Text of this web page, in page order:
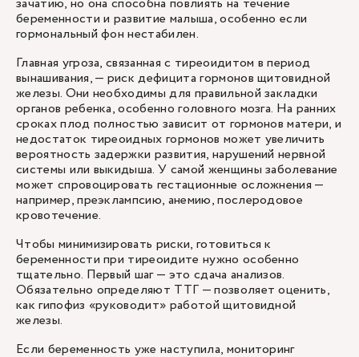
беременности и развитие малыша, особенно если
гормональный фон нестабилен.
Главная угроза, связанная с тиреоидитом в период
вынашивания, — риск дефицита гормонов щитовидной
железы. Они необходимы для правильной закладки
органов ребенка, особенно головного мозга. На ранних
сроках плод полностью зависит от гормонов матери, и
недостаток тиреоидных гормонов может увеличить
вероятность задержки развития, нарушений нервной
системы или выкидыша. У самой женщины заболевание
может спровоцировать гестационные осложнения —
например, преэклампсию, анемию, послеродовое
кровотечение.
Чтобы минимизировать риски, готовиться к
беременности при тиреоидите нужно особенно
тщательно. Первый шаг — это сдача анализов.
Обязательно определяют ТТГ — позволяет оценить,
как гипофиз «руководит» работой щитовидной
железы.
Если беременность уже наступила, мониторинг